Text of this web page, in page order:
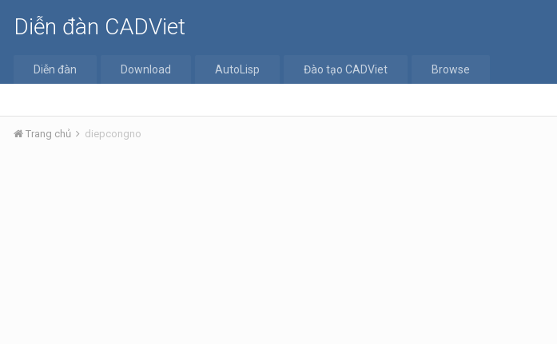
Diễn đàn CADViet
Diễn đàn Download AutoLisp Đào tạo CADViet Browse
Trang chủ diepcongno